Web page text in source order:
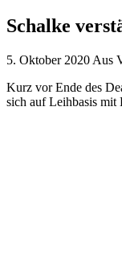
Schalke
5. Oktober 2020 Aus
Kurz vor Ende des
sich auf Leihbasis